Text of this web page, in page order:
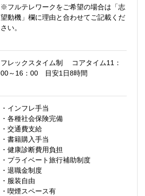
※フルテレワークをご希望の場合は「志
望動機」欄に理由と合わせてご記載くだ
さい。
フレックスタイム制 コアタイム11：
00～16：00 目安1日8時間
・インフレ手当
・各種社会保険完備
・交通費支給
・書籍購入手当
・健康診断費用負担
・プライベート旅行補助制度
・退職金制度
・服装自由
・喫煙スペース有